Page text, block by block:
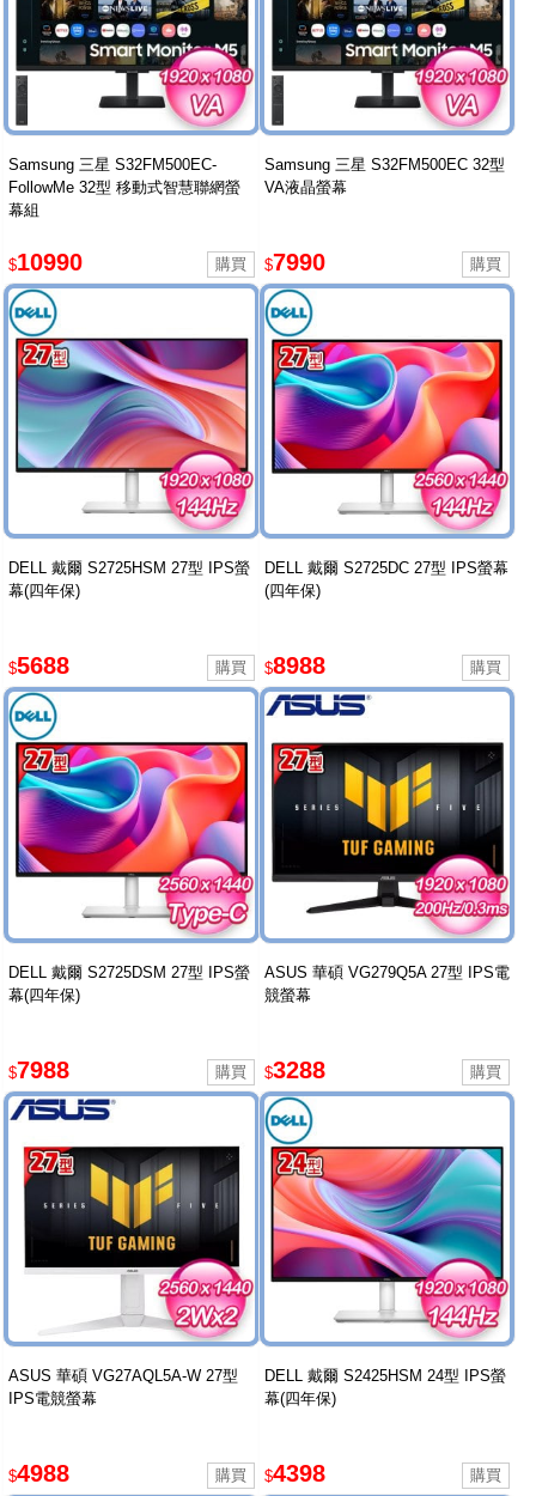
Samsung 三星 S32FM500EC-
FollowMe 32型 移動式智慧聯網螢
幕組
$10990
Samsung 三星 S32FM500EC 32型
VA液晶螢幕
$7990
DELL 戴爾 S2725HSM 27型 IPS螢
幕(四年保)
$5688
DELL 戴爾 S2725DC 27型 IPS螢幕
(四年保)
$8988
DELL 戴爾 S2725DSM 27型 IPS螢
幕(四年保)
$7988
ASUS 華碩 VG279Q5A 27型 IPS電
競螢幕
$3288
ASUS 華碩 VG27AQL5A-W 27型
IPS電競螢幕
$4988
DELL 戴爾 S2425HSM 24型 IPS螢
幕(四年保)
$4398